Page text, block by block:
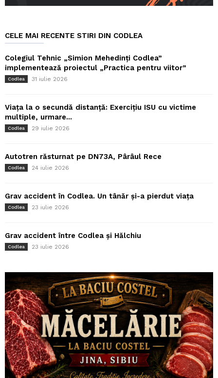
CELE MAI RECENTE STIRI DIN CODLEA
Colegiul Tehnic „Simion Mehedinți Codlea”
implementează proiectul „Practica pentru viitor”
Codlea 31 iulie 2026
Viața la o secundă distanță: Exercițiu ISU cu victime
multiple, urmare...
Codlea 29 iulie 2026
Autotren răsturnat pe DN73A, Pârâul Rece
Codlea 24 iulie 2026
Grav accident în Codlea. Un tânăr și-a pierdut viața
Codlea 23 iulie 2026
Grav accident între Codlea și Hălchiu
Codlea 23 iulie 2026